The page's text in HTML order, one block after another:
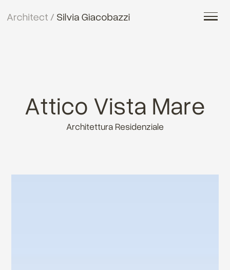
Attico Vista Mare
Architettura Residenziale